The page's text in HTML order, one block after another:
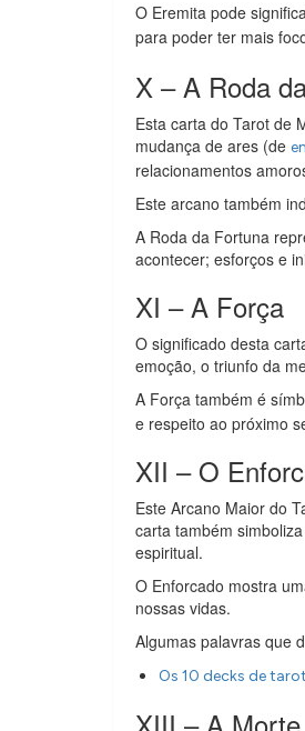
O Eremita pode
para poder ter mais
X – A Roda
Esta carta do Tarot de
mudança de ares (de
relacionamentos
Este arcano também
A Roda da Fortuna
acontecer; esforços e
XI – A Força
O significado desta
emoção, o triunfo da
A Força também é
e respeito ao próximo
XII – O
Este Arcano Maior do
carta também
espiritual.
O Enforcado mostra
nossas vidas.
Algumas palavras que
Os 10 decks de